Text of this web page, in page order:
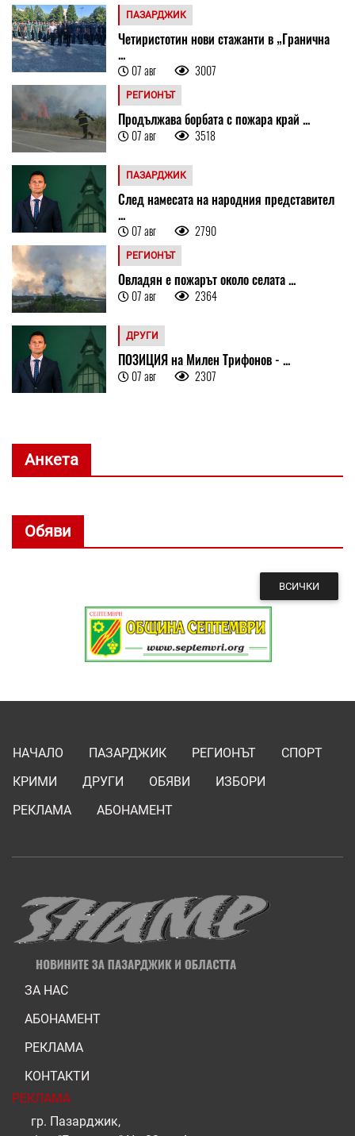
ПАЗАРДЖИК
Четиристотин нови стажанти в „Гранична
...
07 авг 3007
РЕГИОНЪТ
Продължава борбата с пожара край ...
07 авг 3518
ПАЗАРДЖИК
След намесата на народния представител
...
07 авг 2790
РЕГИОНЪТ
Овладян е пожарът около селата ...
07 авг 2364
ДРУГИ
ПОЗИЦИЯ на Милен Трифонов - ...
07 авг 2307
Анкета
Обяви
ВСИЧКИ
НАЧАЛО ПАЗАРДЖИК РЕГИОНЪТ
СПОРТ
КРИМИ
ДРУГИ ОБЯВИ
ИЗБОРИ
РЕКЛАМА
АБОНАМЕНТ
ЗА НАС
АБОНАМЕНТ
РЕКЛАМА
КОНТАКТИ
РЕКЛАМА
гр. Пазарджик,